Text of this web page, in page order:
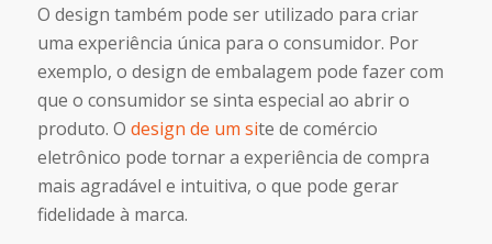
O design também pode ser utilizado para criar
uma experiência única para o consumidor. Por
exemplo, o design de embalagem pode fazer com
que o consumidor se sinta especial ao abrir o
produto. O design de um site de comércio
eletrônico pode tornar a experiência de compra
mais agradável e intuitiva, o que pode gerar
fidelidade à marca.